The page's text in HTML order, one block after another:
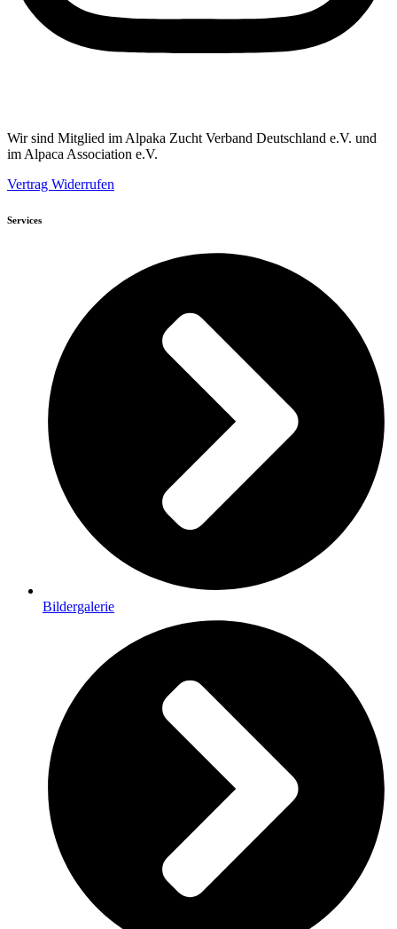
Wir sind Mitglied im Alpaka Zucht Verband Deutschland e.V. und
im Alpaca Association e.V.
Vertrag Widerrufen
Services
Bildergalerie